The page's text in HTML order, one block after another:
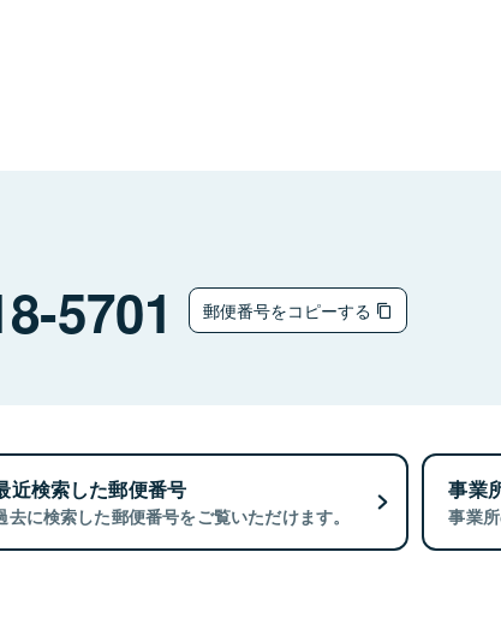
5701 郵便番号をコピーする
近検索した郵便番号
去に検索した郵便番号をご覧いただけます。
事業
事業